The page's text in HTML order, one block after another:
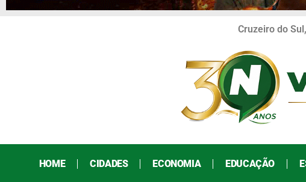
Cruzeiro do
HOME CIDADES ECONOMIA EDUCAÇÃO